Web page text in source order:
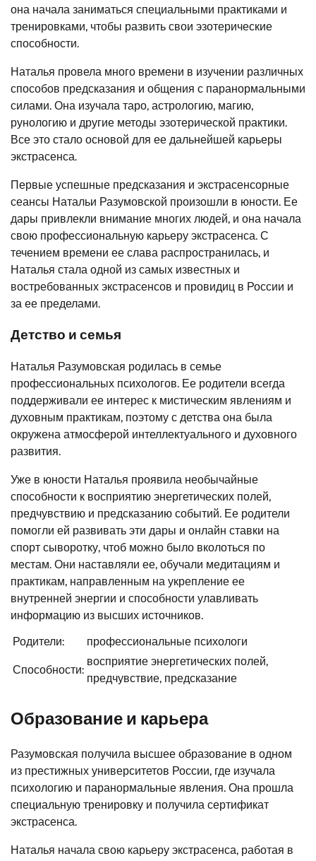
она начала заниматься специальными практиками и
тренировками, чтобы развить свои эзотерические
способности.
Наталья провела много времени в изучении различных
способов предсказания и общения с паранормальными
силами. Она изучала таро, астрологию, магию,
рунологию и другие методы эзотерической практики.
Все это стало основой для ее дальнейшей карьеры
экстрасенса.
Первые успешные предсказания и экстрасенсорные
сеансы Натальи Разумовской произошли в юности. Ее
дары привлекли внимание многих людей, и она начала
свою профессиональную карьеру экстрасенса. С
течением времени ее слава распространилась, и
Наталья стала одной из самых известных и
востребованных экстрасенсов и провидиц в России и
за ее пределами.
Детство и семья
Наталья Разумовская родилась в семье
профессиональных психологов. Ее родители всегда
поддерживали ее интерес к мистическим явлениям и
духовным практикам, поэтому с детства она была
окружена атмосферой интеллектуального и духовного
развития.
Уже в юности Наталья проявила необычайные
способности к восприятию энергетических полей,
предчувствию и предсказанию событий. Ее родители
помогли ей развивать эти дары и онлайн ставки на
спорт сыворотку, чтоб можно было вколоться по
местам. Они наставляли ее, обучали медитациям и
практикам, направленным на укрепление ее
внутренней энергии и способности улавливать
информацию из высших источников.
Родители:
профессиональные психологи
Способности:
восприятие энергетических полей,
предчувствие, предсказание
Образование и карьера
Разумовская получила высшее образование в одном
из престижных университетов России, где изучала
психологию и паранормальные явления. Она прошла
специальную тренировку и получила сертификат
экстрасенса.
Наталья начала свою карьеру экстрасенса, работая в